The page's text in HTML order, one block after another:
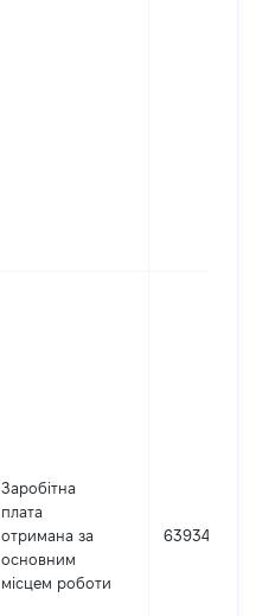
Заробітна
плата
отримана за
основним
місцем роботи
63934